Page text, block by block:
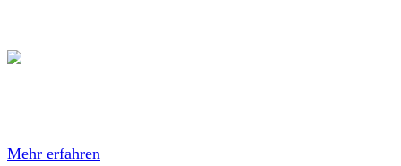
Mehr erfahren